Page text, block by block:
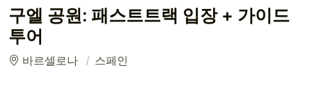
구엘 공원: 패스트트랙 입장 + 가이드
투어
바르셀로나 스페인